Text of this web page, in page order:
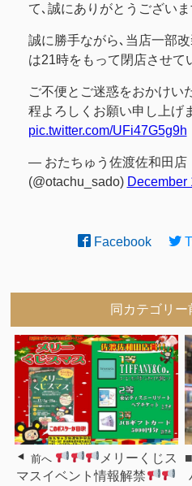
て､誠にありがとうございま
誠に勝手ながら､当店一部
は21時をもって閉店させて
ご不便とご迷惑をおかけい
程よろしくお願い申し上げ
pic.twitter.com/UFi47G5g9h
— おたちゅう佐渡佐和田店
(@otachu_sado) December
Facebook
同カテゴリ
前へ
メリーくじス
マスイベント情報解禁